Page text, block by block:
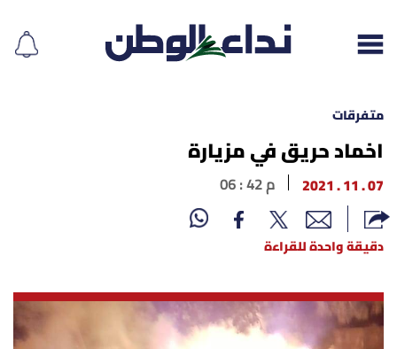
إقرأ الجريدة
لبنان
نداء اليوم
متفرقات
اخماد حريق في مزيارة
07 . 11 . 2021 06 : 42 م
دقيقة واحدة للقراءة